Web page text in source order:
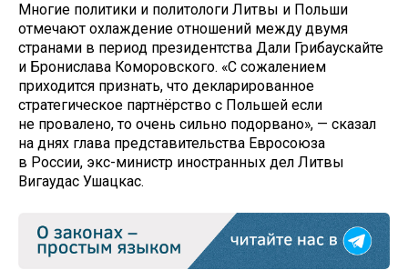
Многие политики и политологи Литвы и Польши
отмечают охлаждение отношений между двумя
странами в период президентства Дали Грибаускайте
и Бронислава Коморовского. «С сожалением
приходится признать, что декларированное
стратегическое партнёрство с Польшей если
не провалено, то очень сильно подорвано», — сказал
на днях глава представительства Евросоюза
в России, экс-министр иностранных дел Литвы
Вигаудас Ушацкас.